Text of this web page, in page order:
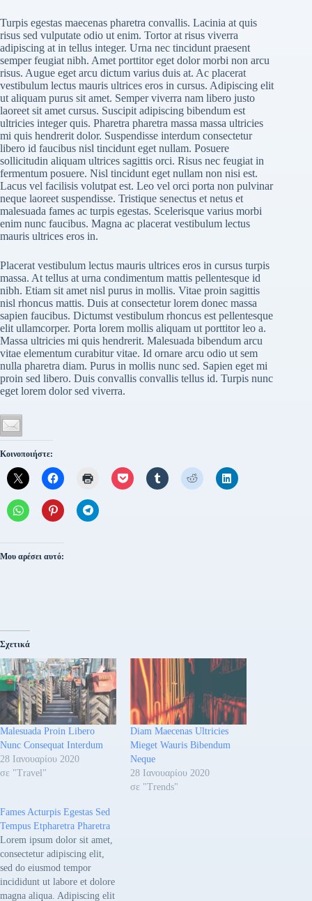
Turpis egestas maecenas pharetra convallis. Lacinia at quis
risus sed vulputate odio ut enim. Tortor at risus viverra
adipiscing at in tellus integer. Urna nec tincidunt praesent
semper feugiat nibh. Amet porttitor eget dolor morbi non arcu
risus. Augue eget arcu dictum varius duis at. Ac placerat
vestibulum lectus mauris ultrices eros in cursus. Adipiscing elit
ut aliquam purus sit amet. Semper viverra nam libero justo
laoreet sit amet cursus. Suscipit adipiscing bibendum est
ultricies integer quis. Pharetra pharetra massa massa ultricies
mi quis hendrerit dolor. Suspendisse interdum consectetur
libero id faucibus nisl tincidunt eget nullam. Posuere
sollicitudin aliquam ultrices sagittis orci. Risus nec feugiat in
fermentum posuere. Nisl tincidunt eget nullam non nisi est.
Lacus vel facilisis volutpat est. Leo vel orci porta non pulvinar
neque laoreet suspendisse. Tristique senectus et netus et
malesuada fames ac turpis egestas. Scelerisque varius morbi
enim nunc faucibus. Magna ac placerat vestibulum lectus
mauris ultrices eros in.
Placerat vestibulum lectus mauris ultrices eros in cursus turpis
massa. At tellus at urna condimentum mattis pellentesque id
nibh. Etiam sit amet nisl purus in mollis. Vitae proin sagittis
nisl rhoncus mattis. Duis at consectetur lorem donec massa
sapien faucibus. Dictumst vestibulum rhoncus est pellentesque
elit ullamcorper. Porta lorem mollis aliquam ut porttitor leo a.
Massa ultricies mi quis hendrerit. Malesuada bibendum arcu
vitae elementum curabitur vitae. Id ornare arcu odio ut sem
nulla pharetra diam. Purus in mollis nunc sed. Sapien eget mi
proin sed libero. Duis convallis convallis tellus id. Turpis nunc
eget lorem dolor sed viverra.
Κοινοποιήστε:
Μου αρέσει αυτό:
Σχετικά
Malesuada Proin Libero
Nunc Consequat Interdum
28 Ιανουαρίου 2020
σε "Travel"
Diam Maecenas Ultricies
Mieget Wauris Bibendum
Neque
28 Ιανουαρίου 2020
σε "Trends"
Fames Acturpis Egestas Sed
Tempus Etpharetra Pharetra
Lorem ipsum dolor sit amet,
consectetur adipiscing elit,
sed do eiusmod tempor
incididunt ut labore et dolore
magna aliqua. Adipiscing elit